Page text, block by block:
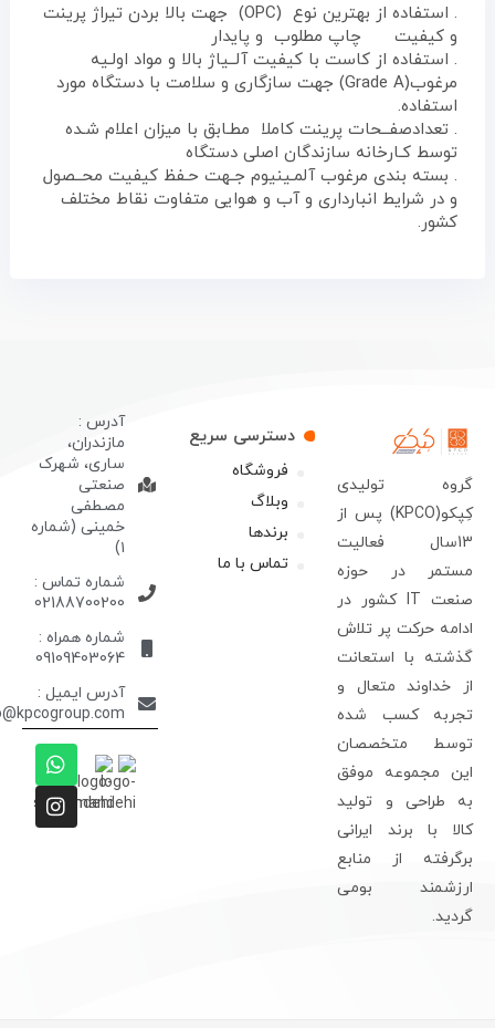
. استفاده از بهترین نوع (OPC) جهت بالا بردن تیراژ پرینت
و کیفیت چاپ مطلوب و پایدار
. استفاده از کاست با کیفیت آلــیاژ بالا و مواد اولـیه
مرغوب(Grade A) جهت سازگاری و سلامت با دستگاه مورد
استفاده.
. تعدادصفــحات پرینت کاملا مطـابق با میزان اعلام شـده
توسط کـارخانه سازندگان اصلی دستگاه
. بسته بندی مرغوب آلمـینیوم جـهت حـفظ کیفیت محــصول
و در شرایط انبارداری و آب و هوایی متفاوت نقاط مختلف
کشور.
تولیدی
کِپکو(KPCO) پس از
13سال فعالیت
در حوزه
صنعت IT کشور در
حرکت پر تلاش
با استعانت
خداوند متعال و
کسب شده
متخصصان
مجموعه موفق
طراحی و تولید
با برند ایرانی
از منابع
بومی
دسترسی سریع
فروشگاه
وبلاگ
برندها
تماس با ما
آدرس :
مازندران،
ساری، شهرک
صنعتی
مصطفی
خمینی (شماره
شماره تماس :
02188700200
شماره همراه :
09109403064
آدرس ایمیل :
info@kpcogroup.com